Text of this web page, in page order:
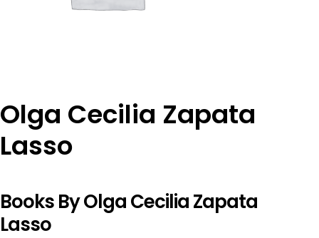
Olga Cecilia Zapata
Lasso
Books By Olga Cecilia Zapata
Lasso